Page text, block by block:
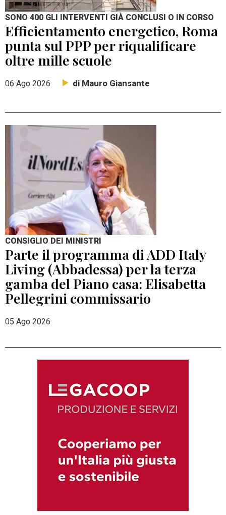
SONO 400 GLI INTERVENTI GIÀ CONCLUSI O IN CORSO
Efficientamento energetico, Roma
punta sul PPP per riqualificare
oltre mille scuole
06 Ago 2026 di Mauro Giansante
CONSIGLIO DEI MINISTRI
Parte il programma di ADD Italy
Living (Abbadessa) per la terza
gamba del Piano casa: Elisabetta
Pellegrini commissario
05 Ago 2026